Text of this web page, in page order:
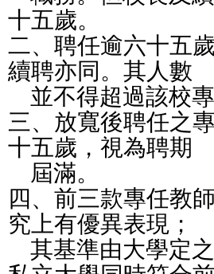
十五歲。
二、聘任逾六十五
續聘亦同。其人數
並不得超過該校
三、放寬後聘任之
十五歲，視為聘期
屆滿。
四、前三款專任教
究上有優異表現；
其基準由大學定之